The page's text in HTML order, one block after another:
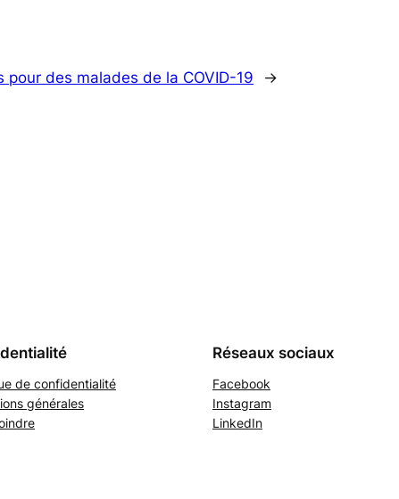
des malades de la COVID-19 →
de confidentialité
générales
Réseaux sociaux
Facebook
Instagram
LinkedIn